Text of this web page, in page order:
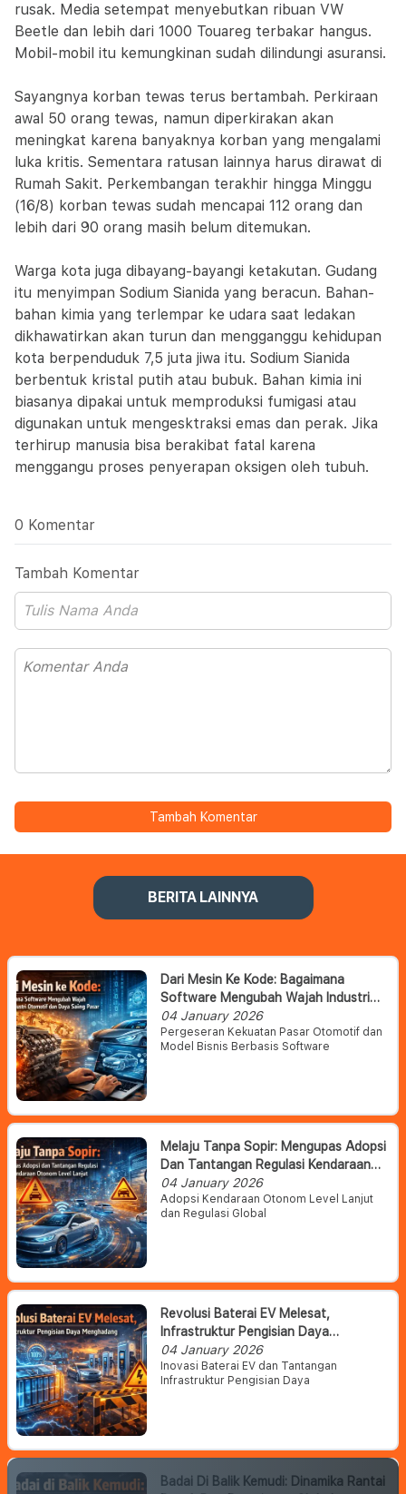
rusak. Media setempat menyebutkan ribuan VW
Beetle dan lebih dari 1000 Touareg terbakar hangus.
Mobil-mobil itu kemungkinan sudah dilindungi asuransi.
Sayangnya korban tewas terus bertambah. Perkiraan
awal 50 orang tewas, namun diperkirakan akan
meningkat karena banyaknya korban yang mengalami
luka kritis. Sementara ratusan lainnya harus dirawat di
Rumah Sakit. Perkembangan terakhir hingga Minggu
(16/8) korban tewas sudah mencapai 112 orang dan
lebih dari 90 orang masih belum ditemukan.
Warga kota juga dibayang-bayangi ketakutan. Gudang
itu menyimpan Sodium Sianida yang beracun. Bahan-
bahan kimia yang terlempar ke udara saat ledakan
dikhawatirkan akan turun dan mengganggu kehidupan
kota berpenduduk 7,5 juta jiwa itu. Sodium Sianida
berbentuk kristal putih atau bubuk. Bahan kimia ini
biasanya dipakai untuk memproduksi fumigasi atau
digunakan untuk mengesktraksi emas dan perak. Jika
terhirup manusia bisa berakibat fatal karena
menggangu proses penyerapan oksigen oleh tubuh.
0 Komentar
Tambah Komentar
Tambah Komentar
BERITA LAINNYA
Dari Mesin Ke Kode: Bagaimana
Software Mengubah Wajah Industri
Otomotif Dan Daya Saing Pasar
04 January 2026
Pergeseran Kekuatan Pasar Otomotif dan
Model Bisnis Berbasis Software
Melaju Tanpa Sopir: Mengupas Adopsi
Dan Tantangan Regulasi Kendaraan
Otonom Level Lanjut
04 January 2026
Adopsi Kendaraan Otonom Level Lanjut
dan Regulasi Global
Revolusi Baterai EV Melesat,
Infrastruktur Pengisian Daya
Menghadang
04 January 2026
Inovasi Baterai EV dan Tantangan
Infrastruktur Pengisian Daya
Badai Di Balik Kemudi: Dinamika Rantai